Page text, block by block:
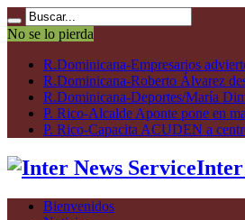
No se lo pierda
R.Dominicana-Empresarios
R.Dominicana-Roberto Álvarez
R.Dominicana-Deportes/María
P. Rico-Alcalde Aponte pone en
P. Rico-Capacita ACUDEN a
Inter
Bienvenidos